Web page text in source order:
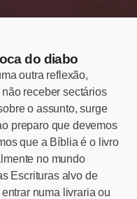
do diabo
outra reflexão,
receber sectários
o assunto, surge
preparo que devemos
que a Bíblia é o livro
no mundo
Escrituras alvo de
numa livraria ou